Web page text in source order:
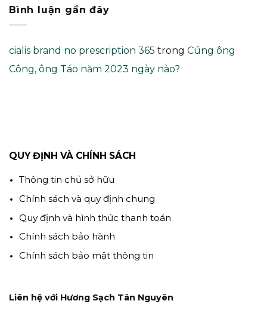
Bình luận gần đây
cialis brand no prescription 365 trong Cúng ông
Công, ông Táo năm 2023 ngày nào?
QUY ĐỊNH VÀ CHÍNH SÁCH
Thông tin chủ sở hữu
Chính sách và quy định chung
Quy định và hình thức thanh toán
Chính sách bảo hành
Chính sách bảo mật thông tin
Liên hệ với Hương Sạch Tân Nguyên